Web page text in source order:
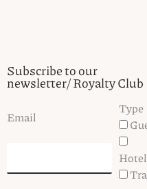
Subscribe to our
newsletter/ Royalty Club
Email
Type